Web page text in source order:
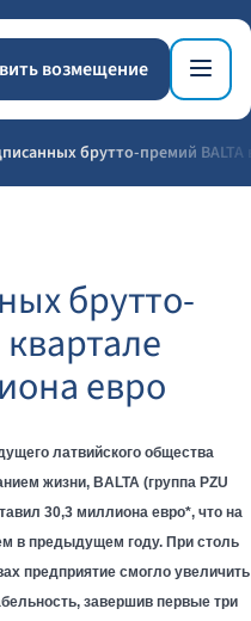
возмещение
брутто-премий BALTA
брутто-
евро
латвийского общества
жизни, BALTA (группа PZU
30,3 миллиона евро*, что на
в предыдущем году. При столь
предприятие смогло увеличить
завершив первые три